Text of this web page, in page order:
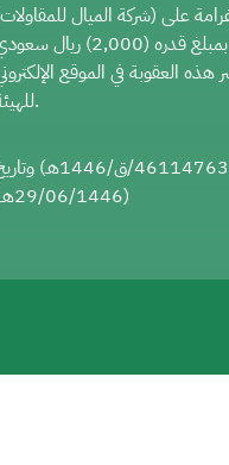
على (شركة الميال
هذه العقوبة في الموقع
للهيئة.
رقم (46114763/ق/1446هـ)
(29/06/1446هـ)